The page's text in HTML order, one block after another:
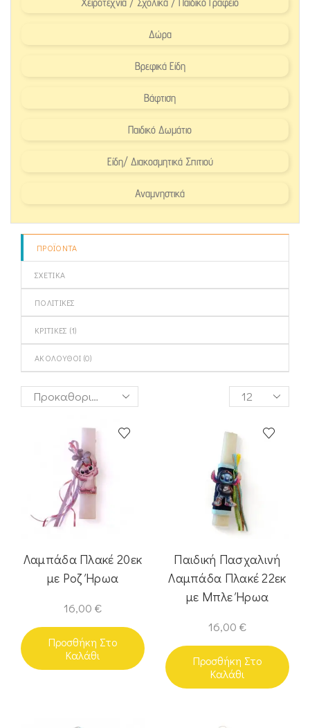
Δώρα
Βρεφικά Είδη
Βάφτιση
Παιδικό Δωμάτιο
Είδη/ Διακοσμητικά Σπιτιού
Αναμνηστικά
ΠΡΟΪΌΝΤΑ
ΣΧΕΤΙΚΆ
ΠΟΛΙΤΙΚΈΣ
ΚΡΙΤΙΚΈΣ (1)
ΑΚΌΛΟΥΘΟΙ (0)
Λαμπάδα Πλακέ 20εκ
με Ροζ Ήρωα
16,00 €
Προσθήκη Στο
Καλάθι
Παιδική Πασχαλινή
Λαμπάδα Πλακέ 22εκ
με Μπλε Ήρωα
16,00 €
Προσθήκη Στο
Καλάθι